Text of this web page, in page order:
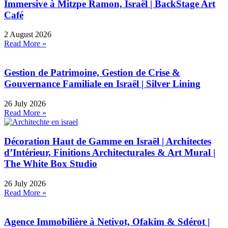
Immersive à Mitzpe Ramon, Israël | BackStage Art
Café
2 August 2026
Read More »
Gestion de Patrimoine, Gestion de Crise &
Gouvernance Familiale en Israël | Silver Lining
26 July 2026
Read More »
Décoration Haut de Gamme en Israël | Architectes
d’Intérieur, Finitions Architecturales & Art Mural |
The White Box Studio
26 July 2026
Read More »
Agence Immobilière à Netivot, Ofakim & Sdérot |